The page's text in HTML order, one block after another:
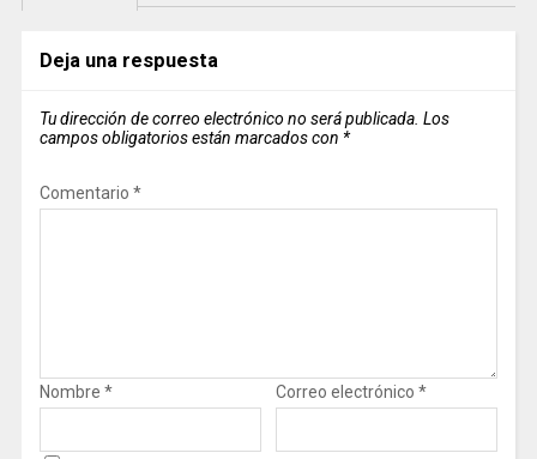
Deja una respuesta
Tu dirección de correo electrónico no será publicada. Los
campos obligatorios están marcados con *
Comentario *
Nombre * Correo electrónico *